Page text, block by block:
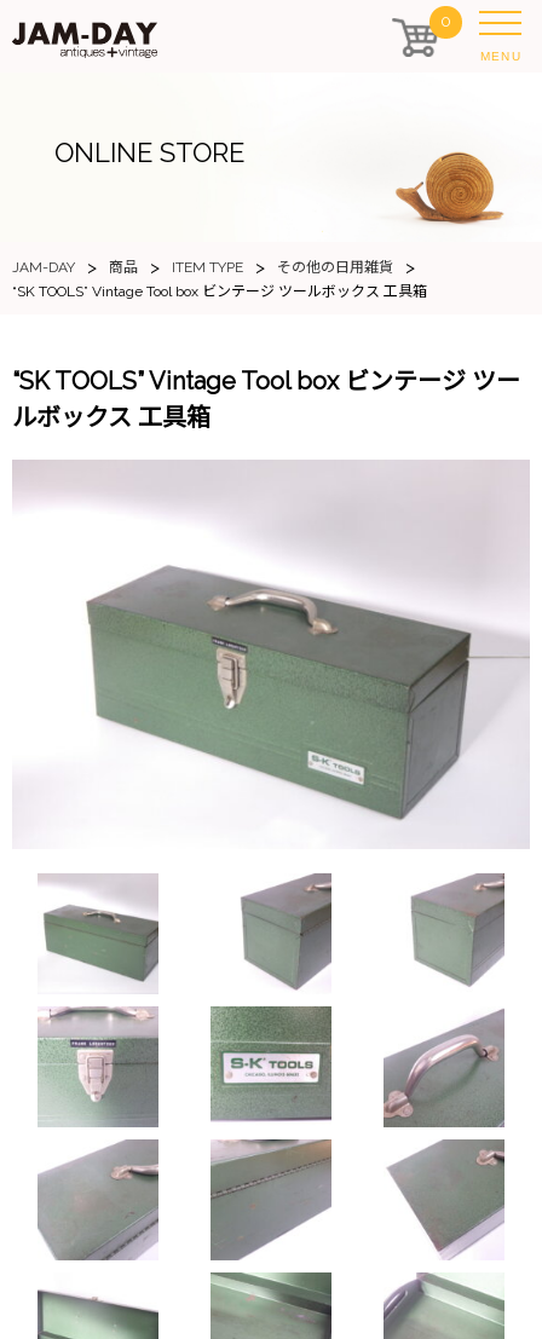
0
MENU
ONLINE STORE
JAM-DAY > 商品 > ITEM TYPE > その他の日用雑貨 >
“SK TOOLS” Vintage Tool box ビンテージ ツールボックス 工具箱
“SK TOOLS” Vintage Tool box ビンテージ ツー
ルボックス 工具箱